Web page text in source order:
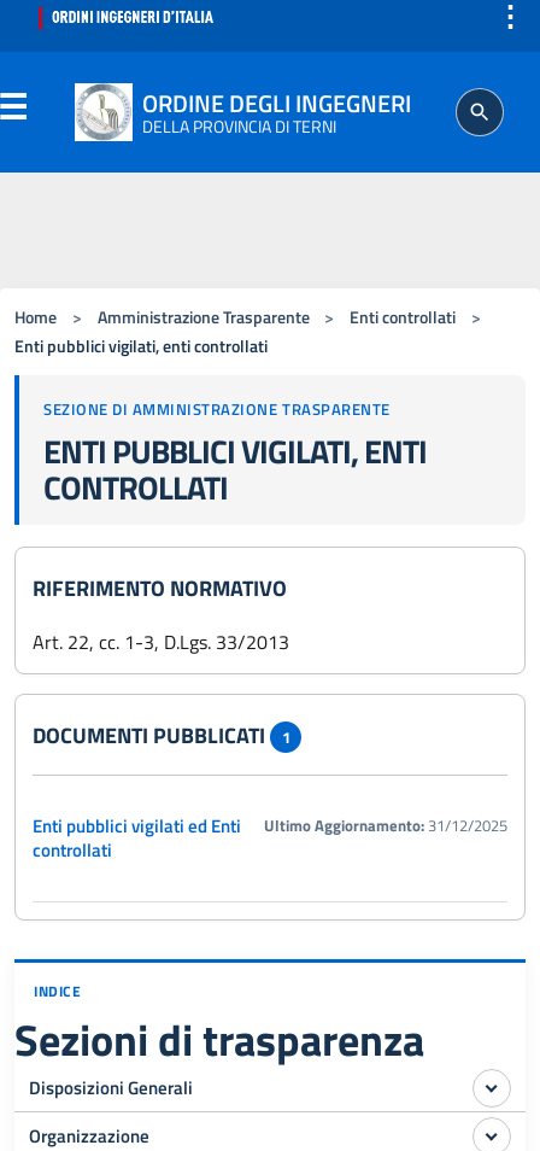
⋮
ORDINE DEGLI INGEGNERI
DELLA PROVINCIA DI TERNI
ISCRITTO
PROFESSIONE
AGGIORNAMENTO PROFESSIONALE
Home > Amministrazione Trasparente > Enti controllati
>
Enti pubblici vigilati, enti controllati
SEZIONE DI AMMINISTRAZIONE TRASPARENTE
ENTI PUBBLICI VIGILATI, ENTI
CONTROLLATI
RIFERIMENTO NORMATIVO
Art. 22, cc. 1-3, D.Lgs. 33/2013
DOCUMENTI PUBBLICATI 1
Enti pubblici vigilati ed Enti
controllati
Ultimo Aggiornamento: 31/12/2025
INDICE
Sezioni di trasparenza
Disposizioni Generali
Organizzazione